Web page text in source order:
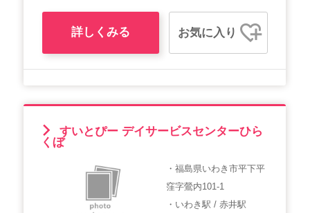
詳しくみる お気に入り
すいとぴー デイサービスセンターひら
くぼ
・福島県いわき市平下平
窪字鶯内101-1
・いわき駅 / 赤井駅